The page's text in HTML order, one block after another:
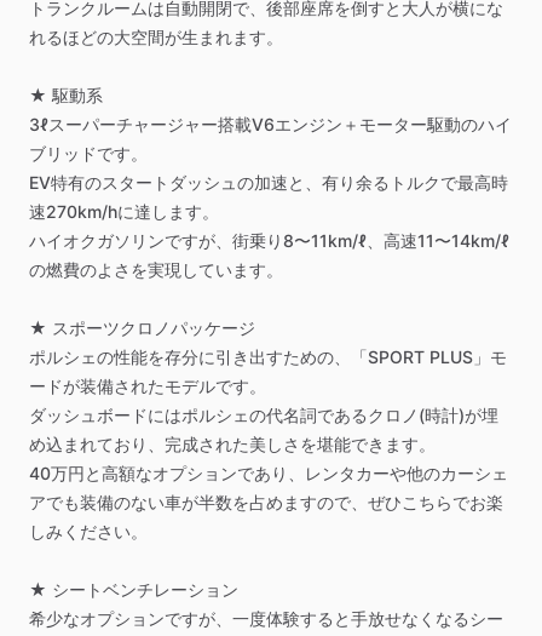
トランクルームは自動開閉で、後部座席を倒すと大人が横にな
れるほどの大空間が生まれます。
★ 駆動系
3ℓスーパーチャージャー搭載V6エンジン＋モーター駆動のハイ
ブリッドです。
EV特有のスタートダッシュの加速と、有り余るトルクで最高時
速270km​/​hに達します。
ハイオクガソリンですが、街乗り8〜11km​/​ℓ、高速11〜14km​/​ℓ
の燃費のよさを実現しています。
★ スポーツクロノパッケージ
ポルシェの性能を存分に引き出すための、「SPORT PLUS」モ
ードが装備されたモデルです。
ダッシュボードにはポルシェの代名詞であるクロノ(時計)が埋
め込まれており、完成された美しさを堪能できます。
40万円と高額なオプションであり、レンタカーや他のカーシェ
アでも装備のない車が半数を占めますので、ぜひこちらでお楽
しみください。
★ シートベンチレーション
希少なオプションですが、一度体験すると手放せなくなるシー